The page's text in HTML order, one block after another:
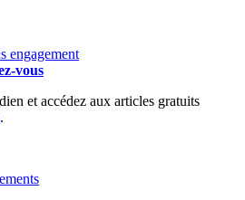
engagement
vous
et accédez aux articles gratuits
.